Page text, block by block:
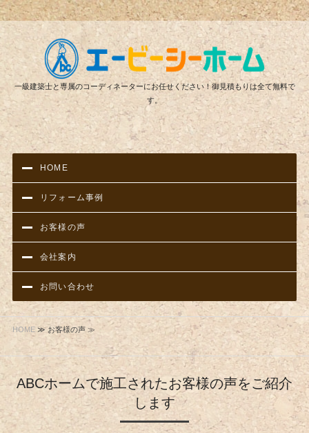
リ
一級建築士と専属のコーディネーターにお任せください！御見積もりは全て無料で
す。
HOME
リフォーム事例
お客様の声
会社案内
お問い合わせ
HOME≫ お客様の声 ≫
ABCホームで施工されたお客様の声をご紹介
します